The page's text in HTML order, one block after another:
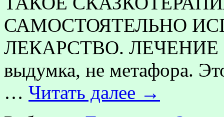
САМОСТОЯТЕЛЬНО
ЛЕКАРСТВО. ЛЕЧЕНИЕ
выдумка, не метафора.
… Читать далее →